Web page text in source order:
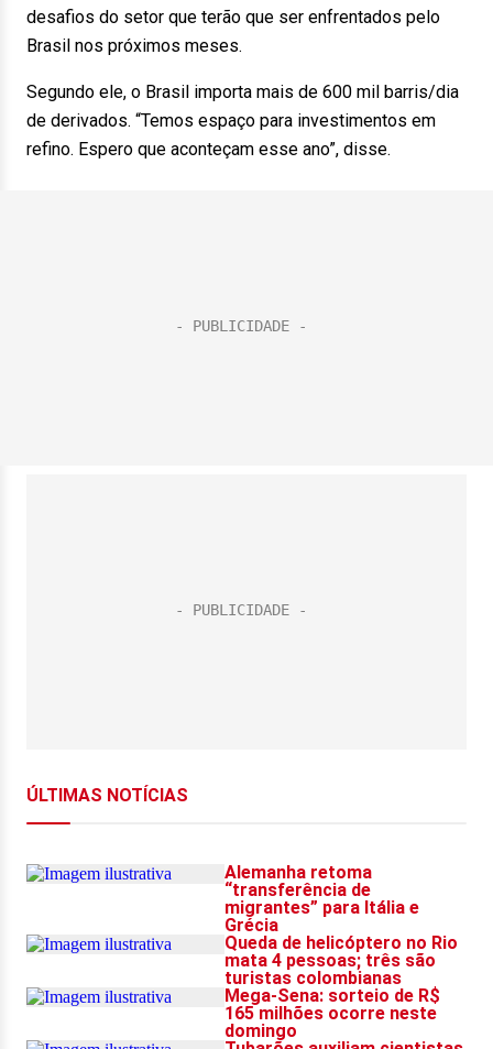
desafios do setor que terão que ser enfrentados pelo
Brasil nos próximos meses.
Segundo ele, o Brasil importa mais de 600 mil barris/dia
de derivados. “Temos espaço para investimentos em
refino. Espero que aconteçam esse ano”, disse.